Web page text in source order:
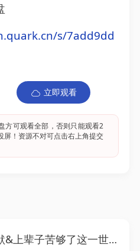
s/7add9dd
立即观看
方可观看全部，否则只能观看2
屏！资源不对可点击右上角提交
够了这一世只为女儿（60集）